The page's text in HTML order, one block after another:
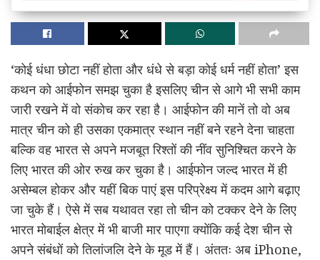
‘कोई धंधा छोटा नहीं होता और धंधे से बड़ा कोई धर्म नहीं होता’ इस
कथन को आईफोन समझ चुका है इसलिए चीन से आगे भी सभी काम
जारी रखने में वो संकोच कर रहा है। आईफोन की मानें तो वो अब
मात्र चीन को ही उसका एकमात्र स्थान नहीं बने रहने देना चाहता
बल्कि वह भारत से अपने मजबूत रिश्तों की नींव सुनिश्चित करने के
लिए भारत की ओर रुख कर चुका है। आईफोन जल्द भारत में ही
असेम्बल होकर और यहीं बिक पाएं इस परिप्रेक्ष्य में कदम आगे बढ़ाए
जा चुके हैं। ऐसे में सब यथावत रहा तो चीन को टक्कर देने के लिए
भारत मोबाईल क्षेत्र में भी बाजी मार पाएगा क्योंकि कई देश चीन से
अपने संबंधों को तिलांजलि देने के मूड में हैं। अंततः अब iPhone,